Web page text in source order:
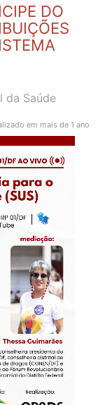
DO
da Saúde
em mais de 1 ano